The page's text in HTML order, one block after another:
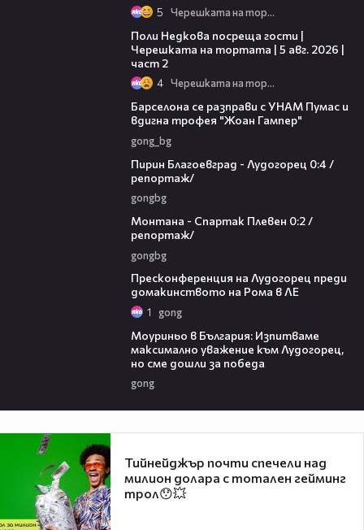
5 Черешката на тортата
Поли Недкова посреща гости |
Черешката на тортата | 5 авг. 2026 |
част 2
4 Черешката на тортата
Барселона се разправи с УНАМ Пумас и
вдигна трофея "Жоан Гампер"
gong_bg
Пирин Благоевград - Лудогорец 0:4 /
репортаж/
gongbg
Монтана - Спартак Плевен 0:2 /
репортаж/
gongbg
Пресконференция на Лудогорец преди
домакинството на Рома в ЛЕ
1 gong
Моуриньо в България: Изпитваме
максимално уважение към Лудогорец,
но сме дошли за победа
gong
Тийнейджър почти спечели над
милион долара с тотален гейминг
трол😯💥